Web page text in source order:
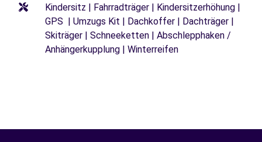
Kindersitz | Fahrradträger | Kindersitzerhöhung |
GPS | Umzugs Kit | Dachkoffer | Dachträger |
Skiträger | Schneeketten | Abschlepphaken /
Anhängerkupplung | Winterreifen